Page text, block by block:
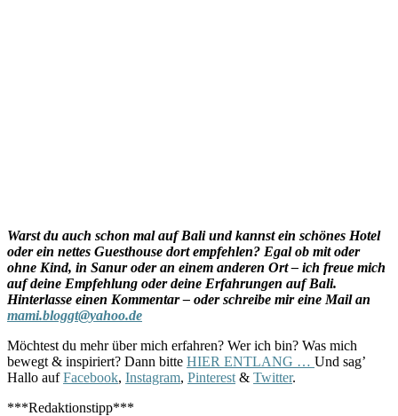
Warst du auch schon mal auf Bali und kannst ein schönes Hotel
oder ein nettes Guesthouse dort empfehlen? Egal ob mit oder
ohne Kind, in Sanur oder an einem anderen Ort – ich freue mich
auf deine Empfehlung oder deine Erfahrungen auf Bali.
Hinterlasse einen Kommentar – oder schreibe mir eine Mail an
mami.bloggt@yahoo.de
Möchtest du mehr über mich erfahren? Wer ich bin? Was mich
bewegt & inspiriert? Dann bitte HIER ENTLANG … Und sag’
Hallo aufFacebook, Instagram, Pinterest & Twitter.
***Redaktionstipp***